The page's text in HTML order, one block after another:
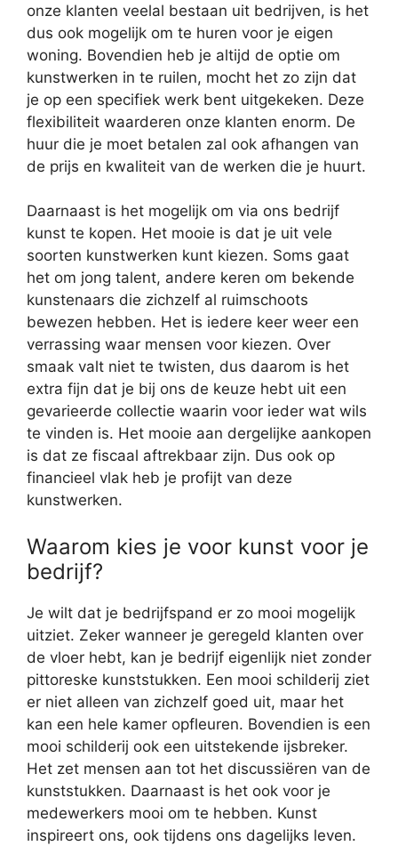
onze klanten veelal bestaan uit bedrijven, is het
dus ook mogelijk om te huren voor je eigen
woning. Bovendien heb je altijd de optie om
kunstwerken in te ruilen, mocht het zo zijn dat
je op een specifiek werk bent uitgekeken. Deze
flexibiliteit waarderen onze klanten enorm. De
huur die je moet betalen zal ook afhangen van
de prijs en kwaliteit van de werken die je huurt.
Daarnaast is het mogelijk om via ons bedrijf
kunst te kopen. Het mooie is dat je uit vele
soorten kunstwerken kunt kiezen. Soms gaat
het om jong talent, andere keren om bekende
kunstenaars die zichzelf al ruimschoots
bewezen hebben. Het is iedere keer weer een
verrassing waar mensen voor kiezen. Over
smaak valt niet te twisten, dus daarom is het
extra fijn dat je bij ons de keuze hebt uit een
gevarieerde collectie waarin voor ieder wat wils
te vinden is. Het mooie aan dergelijke aankopen
is dat ze fiscaal aftrekbaar zijn. Dus ook op
financieel vlak heb je profijt van deze
kunstwerken.
Waarom kies je voor kunst voor je
bedrijf?
Je wilt dat je bedrijfspand er zo mooi mogelijk
uitziet. Zeker wanneer je geregeld klanten over
de vloer hebt, kan je bedrijf eigenlijk niet zonder
pittoreske kunststukken. Een mooi schilderij ziet
er niet alleen van zichzelf goed uit, maar het
kan een hele kamer opfleuren. Bovendien is een
mooi schilderij ook een uitstekende ijsbreker.
Het zet mensen aan tot het discussiëren van de
kunststukken. Daarnaast is het ook voor je
medewerkers mooi om te hebben. Kunst
inspireert ons, ook tijdens ons dagelijks leven.